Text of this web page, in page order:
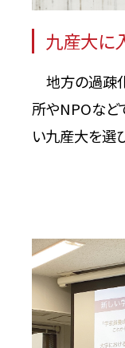
九産大に
地方の過疎
所やNPOな
い九産大を選